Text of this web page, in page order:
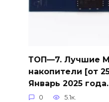
ТОП—7. Лучшие
накопители [от
Январь 2025
0 5.1к.